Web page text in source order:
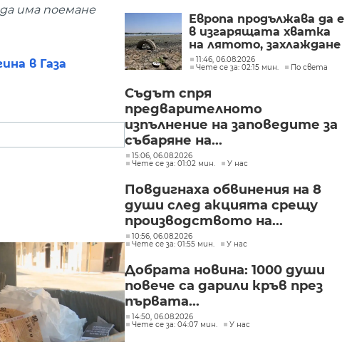
има поемане
в Газа
Европа продължава да е
в изгарящата хватка
на лятото, захлаждане
се очаква в края на
седмицата
11:46, 06.08.2026
Чете се за: 02:15 мин.
По света
Съдът спря
предварителното
изпълнение на заповедите за
събаряне на...
15:06, 06.08.2026
Чете се за: 01:02 мин.
У нас
Повдигнаха обвинения на 8
души след акцията срещу
производството на...
10:56, 06.08.2026
Чете се за: 01:55 мин.
У нас
Добрата новина: 1000 души
повече са дарили кръв през
първата...
14:50, 06.08.2026
Чете се за: 04:07 мин.
У нас